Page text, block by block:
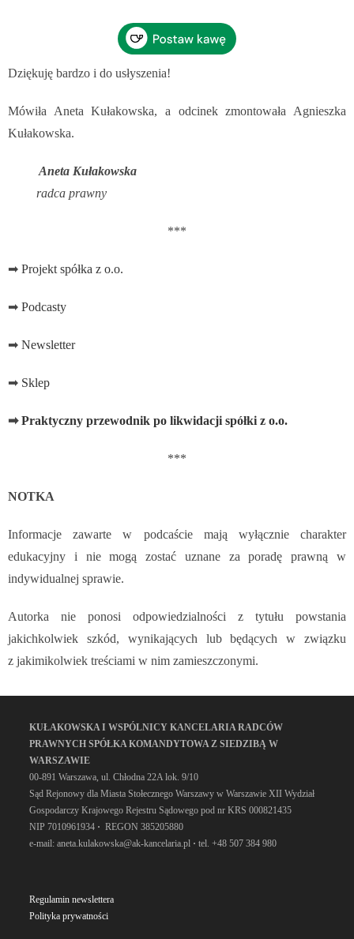
Dziękuję bardzo i do usłyszenia!
Mówiła Aneta Kułakowska, a odcinek zmontowała Agnieszka
Kułakowska.
Aneta Kułakowska
radca prawny
***
➡ Projekt spółka z o.o.
➡ Podcasty
➡ Newsletter
➡ Sklep
➡Praktyczny przewodnik po likwidacji spółki z o.o.
***
NOTKA
Informacje zawarte w podcaście mają wyłącznie charakter
edukacyjny i nie mogą zostać uznane za poradę prawną w
indywidualnej sprawie.
Autorka nie ponosi odpowiedzialności z tytułu powstania
jakichkolwiek szkód, wynikających lub będących w związku
z jakimikolwiek treściami w nim zamieszczonymi.
KUŁAKOWSKA I WSPÓLNICY KANCELARIA RADCÓW
PRAWNYCH SPÓŁKA KOMANDYTOWA Z SIEDZIBĄ W
WARSZAWIE
00-891 Warszawa, ul. Chłodna 22A lok. 9/10
Sąd Rejonowy dla Miasta Stołecznego Warszawy w Warszawie XII Wydział
Gospodarczy Krajowego Rejestru Sądowego pod nr KRS 000821435
NIP 7010961934 · REGON 385205880
e-mail: aneta.kulakowska@ak-kancelaria.pl · tel. +48 507 384 980
Regulamin newslettera
Polityka prywatności